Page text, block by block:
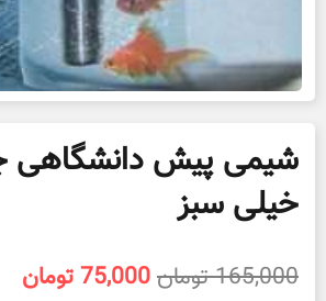
خیلی سبز
165,000تومانقیمت
75,000تومان